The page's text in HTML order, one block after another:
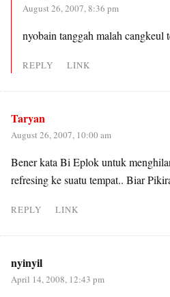
August 26, 2007, 8:36 pm
nyobain tanggah malah cangkeul
REPLY LINK
Taryan
August 26, 2007, 10:00 am
Bener kata Bi Eplok untuk
refresing ke suatu tempat.. Biar
REPLY LINK
nyinyil
April 14, 2008, 12:43 pm